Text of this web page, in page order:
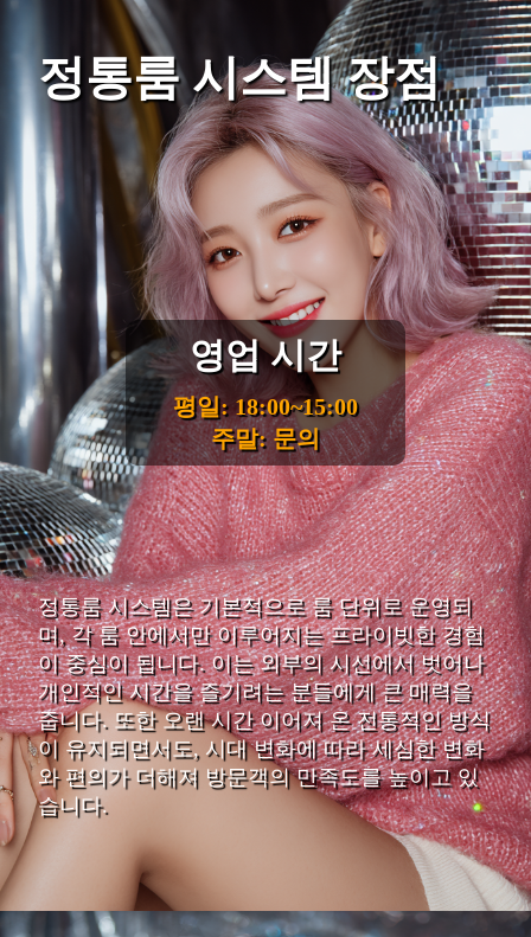
정통룸 시스템 장점
영업 시간
평일: 18:00~15:00
주말: 문의
정통룸 시스템은 기본적으로 룸 단위로 운영되
며, 각 룸 안에서만 이루어지는 프라이빗한 경험
이 중심이 됩니다. 이는 외부의 시선에서 벗어나
개인적인 시간을 즐기려는 분들에게 큰 매력을
줍니다. 또한 오랜 시간 이어져 온 전통적인 방식
이 유지되면서도, 시대 변화에 따라 세심한 변화
와 편의가 더해져 방문객의 만족도를 높이고 있
습니다.